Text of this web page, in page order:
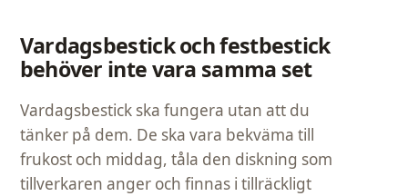
Vardagsbestick och festbestick
behöver inte vara samma set
Vardagsbestick ska fungera utan att du
tänker på dem. De ska vara bekväma till
frukost och middag, tåla den diskning som
tillverkaren anger och finnas i tillräckligt